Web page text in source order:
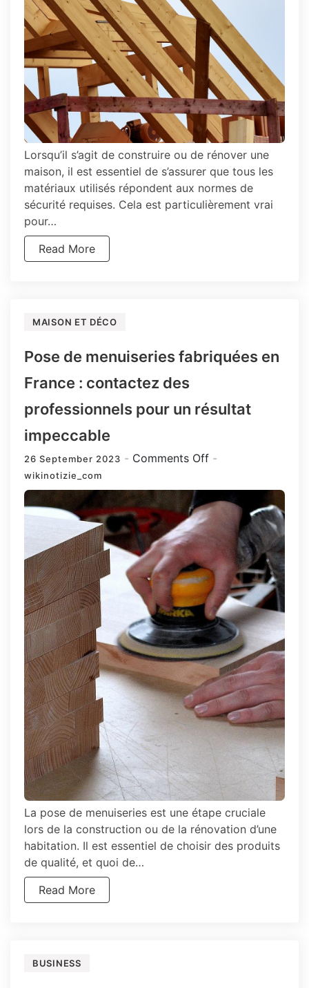
Lorsqu’il s’agit de construire ou de rénover une
maison, il est essentiel de s’assurer que tous les
matériaux utilisés répondent aux normes de
sécurité requises. Cela est particulièrement vrai
pour…
Read More
MAISON ET DÉCO
Pose de menuiseries fabriquées en
France : contactez des
professionnels pour un résultat
impeccable
26 September 2023 Comments Offon
de
menuiseries
fabriquées
en
France
:
contactez
des
professionnels
pour
un
résultat
impeccable
wikinotizie_com
La pose de menuiseries est une étape cruciale
lors de la construction ou de la rénovation d’une
habitation. Il est essentiel de choisir des produits
de qualité, et quoi de…
Read More
BUSINESS